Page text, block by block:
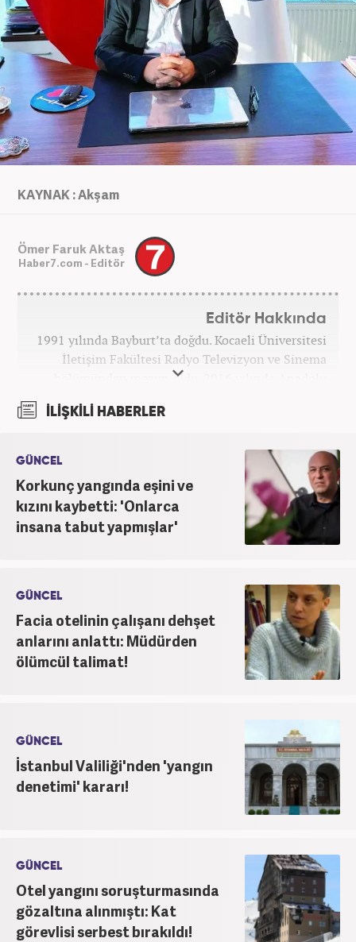
KAYNAK : Akşam
Ömer Faruk Aktaş
Haber7.com - Editör
Editör Hakkında
1991 yılında Bayburt’ta doğdu. Kocaeli Üniversitesi
İletişim Fakültesi Radyo Televizyon ve Sinema
bölümünden mezun oldu. 2016 yılında Anadolu
Gazetesi'nde çalıştı. Nisan 2021'den bu yana
yapmaktadır.
İLİŞKİLİ HABERLER
GÜNCEL
Korkunç yangında eşini ve
kızını kaybetti: 'Onlarca
insana tabut yapmışlar'
GÜNCEL
Facia otelinin çalışanı dehşet
anlarını anlattı: Müdürden
ölümcül talimat!
GÜNCEL
İstanbul Valiliği'nden 'yangın
denetimi' kararı!
GÜNCEL
Otel yangını soruşturmasında
gözaltına alınmıştı: Kat
görevlisi serbest bırakıldı!